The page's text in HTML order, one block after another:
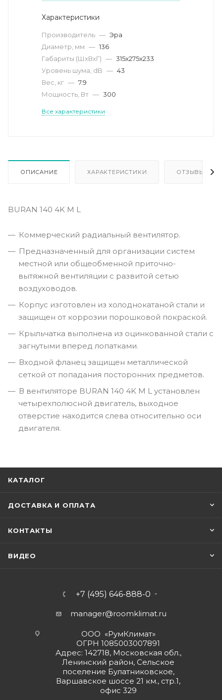
Характеристики
Производитель — Эра
Диаметр, мм — 136
Габариты (ШхВхГ) — 315x275x233
Уровень шума, dB — 43
Вес, кг — 7.9
Мощность, Вт — 300
Все характеристики
ОПИСАНИЕ ХАРАКТЕРИСТИКИ ОТЗЫВЫ
BURAN 140 4K M L
Коммерческий радиальный вентилятор.
Предназначенный для организации систем
местной или общеобменной приточно-
вытяжной вентиляции с развитой сетью
воздуховодов.
Корпус изготовлен из холоднокатаной стали и
защищен от коррозии порошковой покраской.
Крыльчатка выполнена из оцинкованной стали с
загнутыми вперед лопатками.
Входной фланец защищен металлической
сеткой от попадания посторонних предметов.
В вентиляторе BURAN 140 4K M L установлен
четырехполюсной двигатель, выходное
отверстие находится слева относительно оси
двигателя.
КАТАЛОГ
ДОСТАВКА И ОПЛАТА
КОНТАКТЫ
ВИДЕО
+7 (495) 646-888-0
manager@roomklimat.ru
ООО «РумКлимат»
ОГРН 1085003007891
Адрес: 142718, Московская обл.,
Ленинский район, Сельское
поселение Булатниковское,
Варшавское шоссе 21 км., стр.1,
офис 329